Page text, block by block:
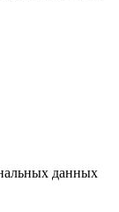
данных